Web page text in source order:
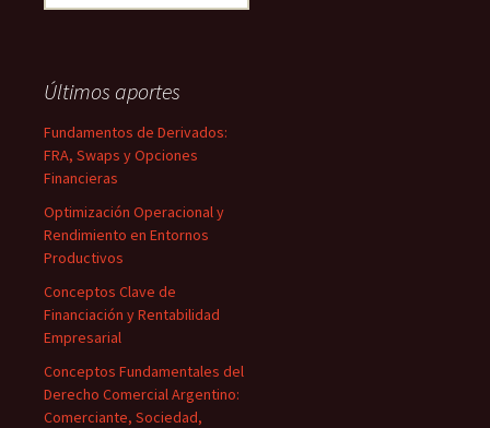
Últimos aportes
Fundamentos de Derivados:
FRA, Swaps y Opciones
Financieras
Optimización Operacional y
Rendimiento en Entornos
Productivos
Conceptos Clave de
Financiación y Rentabilidad
Empresarial
Conceptos Fundamentales del
Derecho Comercial Argentino:
Comerciante, Sociedad,